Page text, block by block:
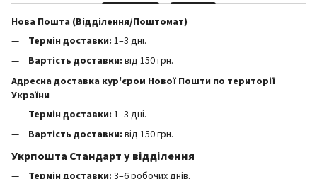
Нова Пошта (Відділення/Поштомат)
Термін доставки: 1–3 дні.
Вартість доставки: від 150 грн.
Адресна доставка кур'єром Нової Пошти по території
України
Термін доставки: 1–3 дні.
Вартість доставки: від 150 грн.
Укрпошта Стандарт у відділення
Термін доставки: 3–6 робочих днів.